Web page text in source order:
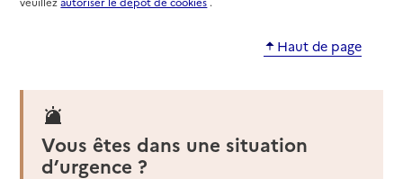
Service autonomie à domicile (aide)
Ainéa
Adresse
12 rue Delaage
49000-Angers
Haut de page
Vous êtes dans une situation
d’urgence ?